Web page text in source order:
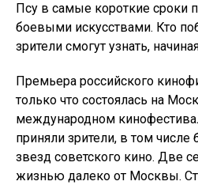
Псу в самые короткие сроки
боевыми искусствами. Кто
зрители смогут узнать,
Премьера российского
только что состоялась на
международном
приняли зрители, в том числе
звезд советского кино. Две
жизнью далеко от Москвы.